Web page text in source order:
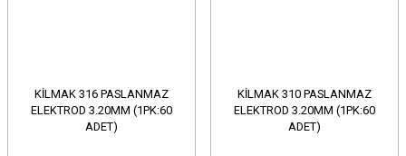
KİLMAK 316 PASLANMAZ
ELEKTROD 3.20MM (1PK:60
ADET)
KİLMAK 310 PASLANMAZ
ELEKTROD 3.20MM (1PK:60
ADET)